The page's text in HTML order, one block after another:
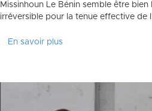
Missinhoun Le Bénin semble être
irréversible pour la tenue effective de
En savoir plus